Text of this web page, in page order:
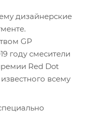
дизайнерские
GP
году смесители
Red Dot
всему